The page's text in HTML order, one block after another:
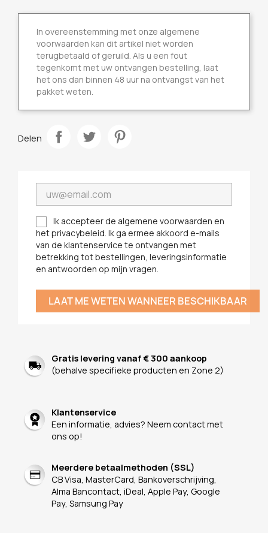
In overeenstemming met onze algemene
voorwaarden kan dit artikel niet worden
terugbetaald of geruild. Als u een fout
tegenkomt met uw ontvangen bestelling, laat
het ons dan binnen 48 uur na ontvangst van het
pakket weten.
Delen
Ik accepteer de algemene voorwaarden en
het privacybeleid. Ik ga ermee akkoord e-mails
van de klantenservice te ontvangen met
betrekking tot bestellingen, leveringsinformatie
en antwoorden op mijn vragen.
LAAT ME WETEN WANNEER BESCHIKBAAR
Gratis levering vanaf € 300 aankoop
(behalve specifieke producten en Zone 2)
Klantenservice
Een informatie, advies? Neem contact met
ons op!
Meerdere betaalmethoden (SSL)
CB Visa, MasterCard, Bankoverschrijving,
Alma Bancontact, iDeal, Apple Pay, Google
Pay, Samsung Pay